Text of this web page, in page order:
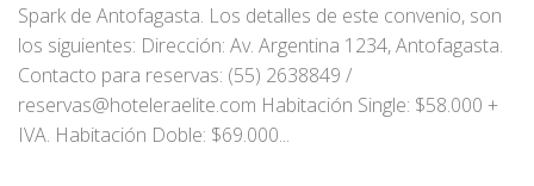
Spark de Antofagasta. Los detalles de este convenio, son
los siguientes: Dirección: Av. Argentina 1234, Antofagasta.
Contacto para reservas: (55) 2638849 /
reservas@hoteleraelite.com Habitación Single: $58.000 +
IVA. Habitación Doble: $69.000...